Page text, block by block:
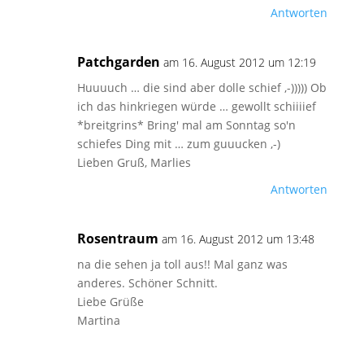
Antworten
Patchgarden am 16. August 2012 um 12:19
Huuuuch … die sind aber dolle schief ,-))))) Ob
ich das hinkriegen würde … gewollt schiiiief
*breitgrins* Bring' mal am Sonntag so'n
schiefes Ding mit … zum guuucken ,-)
Lieben Gruß, Marlies
Antworten
Rosentraum am 16. August 2012 um 13:48
na die sehen ja toll aus!! Mal ganz was
anderes. Schöner Schnitt.
Liebe Grüße
Martina